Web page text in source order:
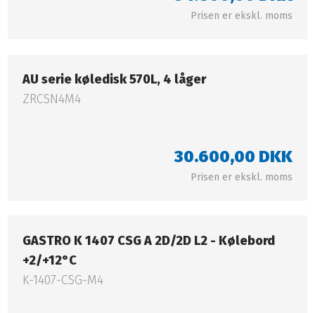
Prisen er ekskl. moms​
AU serie køledisk 570L, 4 låger​
ZRCSN4M4
30.600,00 DKK​
Prisen er ekskl. moms​
GASTRO K 1407 CSG A 2D/2D L2 - Kølebord
+2/+12°C
K-1407-CSG-M4